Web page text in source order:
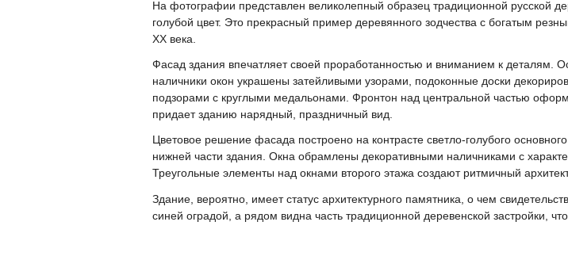
На фотографии представлен великолепный образец традиционной русской
голубой цвет. Это прекрасный пример деревянного зодчества с богатым
XX века.
Фасад здания впечатляет своей проработанностью и вниманием к деталям.
наличники окон украшены затейливыми узорами, подоконные доски
подзорами с круглыми медальонами. Фронтон над центральной частью
придает зданию нарядный, праздничный вид.
Цветовое решение фасада построено на контрасте светло-голубого
нижней части здания. Окна обрамлены декоративными наличниками с
Треугольные элементы над окнами второго этажа создают ритмичный
Здание, вероятно, имеет статус архитектурного памятника, о чем
синей оградой, а рядом видна часть традиционной деревенской застройки,